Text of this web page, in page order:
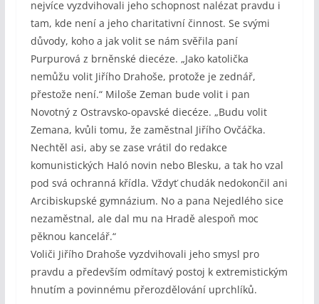
nejvíce vyzdvihovali jeho schopnost nalézat pravdu i
tam, kde není a jeho charitativní činnost. Se svými
důvody, koho a jak volit se nám svěřila paní
Purpurová z brněnské diecéze. „Jako katolička
nemůžu volit Jiřího Drahoše, protože je zednář,
přestože není.“ Miloše Zeman bude volit i pan
Novotný z Ostravsko-opavské diecéze. „Budu volit
Zemana, kvůli tomu, že zaměstnal Jiřího Ovčáčka.
Nechtěl asi, aby se zase vrátil do redakce
komunistických Haló novin nebo Blesku, a tak ho vzal
pod svá ochranná křídla. Vždyť chudák nedokončil ani
Arcibiskupské gymnázium. No a pana Nejedlého sice
nezaměstnal, ale dal mu na Hradě alespoň moc
pěknou kancelář.“
Voliči Jiřího Drahoše vyzdvihovali jeho smysl pro
pravdu a především odmítavý postoj k extremistickým
hnutím a povinnému přerozdělování uprchlíků.